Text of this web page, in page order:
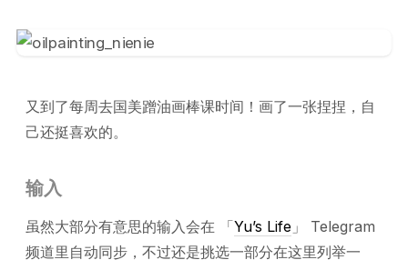
又到了每周去国美蹭油画棒课时间！画了一张捏捏，自
己还挺喜欢的。
输入
虽然大部分有意思的输入会在 「Yu’s Life 」 Telegram
频道里自动同步，不过还是挑选一部分在这里列举一